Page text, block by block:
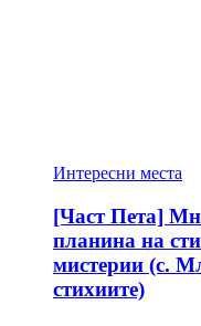
Интересни места
[Част Пета]
планина на
мистерии (с.
стихиите)